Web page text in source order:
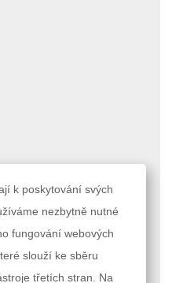
ÚČET
MŮJ ÚČET
STAV OBJEDNÁVKY
k poskytování svých
nezbytně nutné
fungování webových
slouží ke sběru
třetích stran. Na